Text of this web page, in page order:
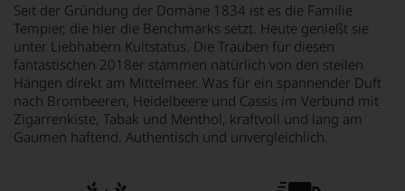
Seit der Gründung der Domäne 1834 ist es die Familie
Tempier, die hier die Benchmarks setzt. Heute genießt sie
unter Liebhabern Kultstatus. Die Trauben für diesen
fantastischen 2018er stammen natürlich von den steilen
Hängen direkt am Mittelmeer. Was für ein spannender Duft
nach Brombeeren, Heidelbeere und Cassis im Verbund mit
Zigarrenkiste, Tabak und Menthol, kraftvoll und lang am
Gaumen haftend. Authentisch und unvergleichlich.